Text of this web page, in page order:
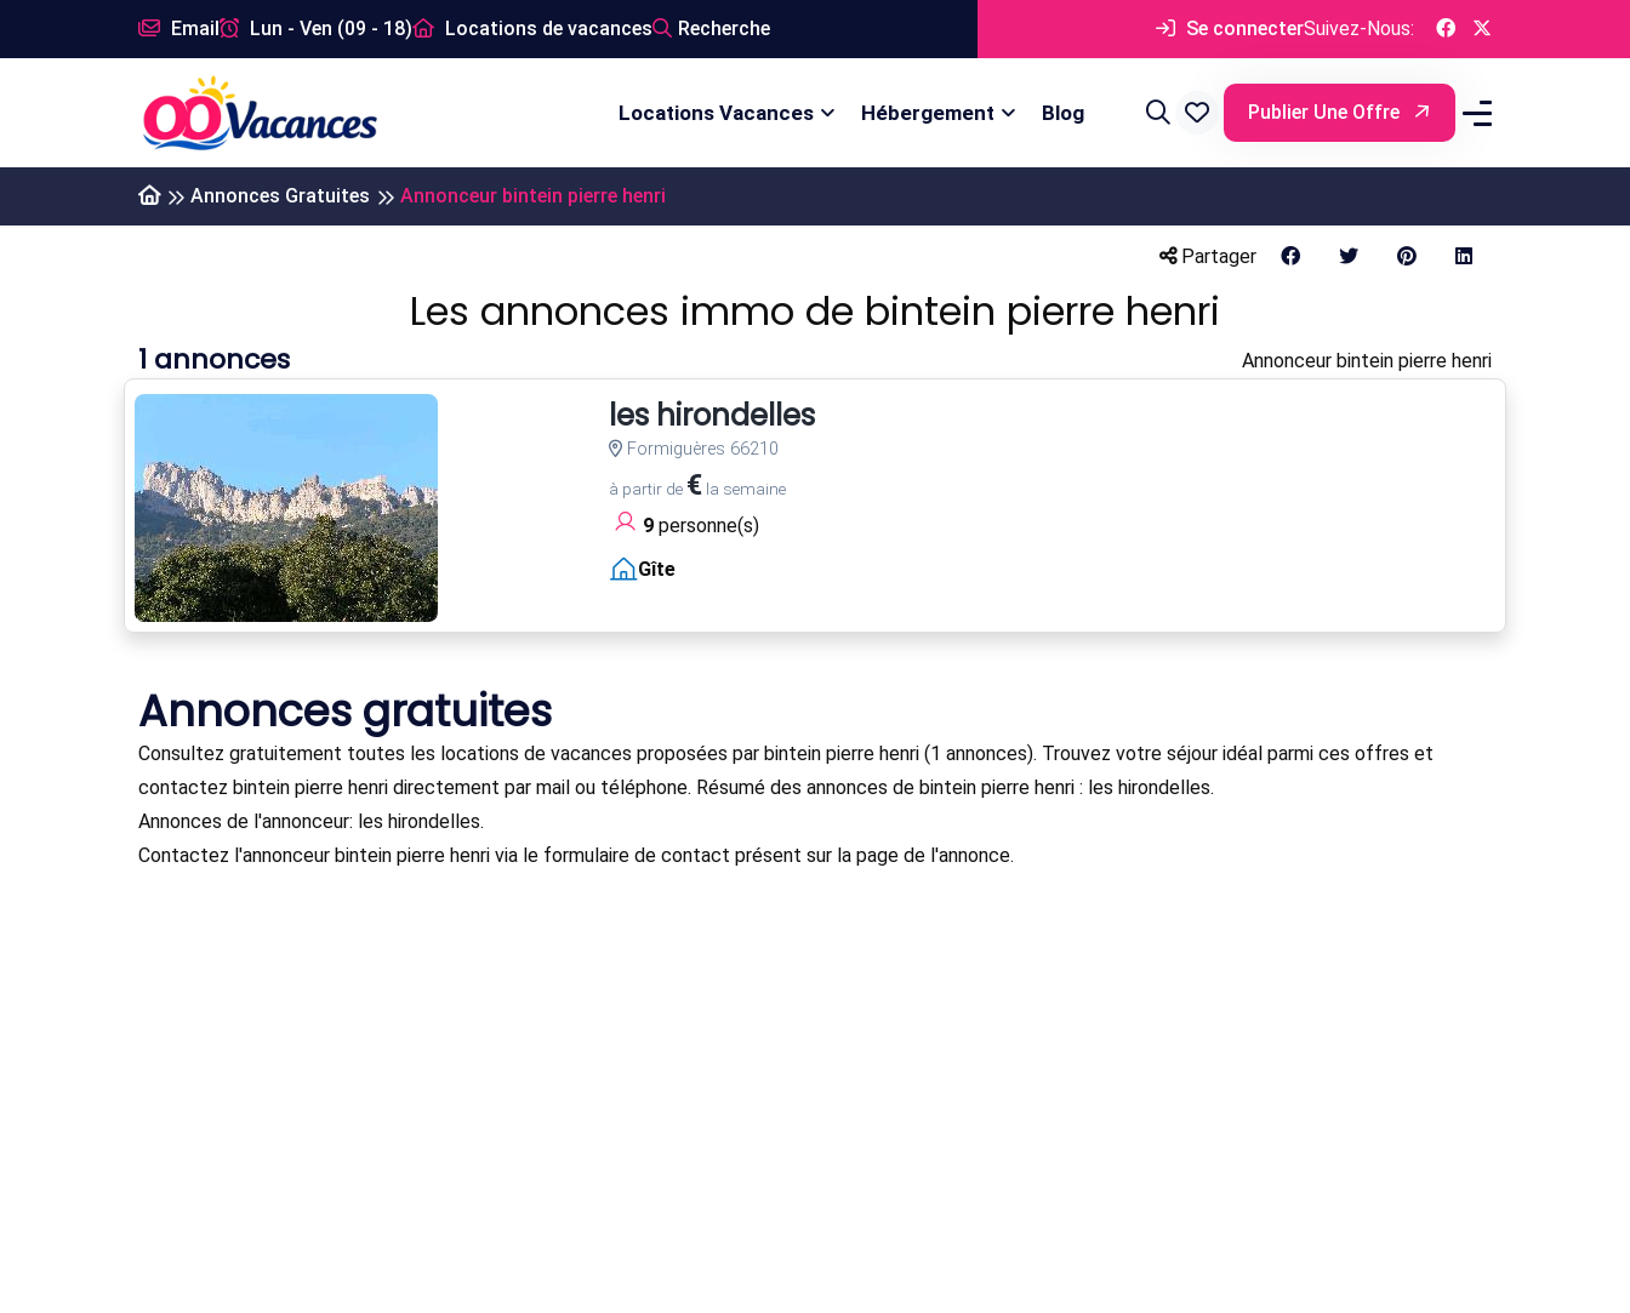
Email Lun - Ven (09 - 18) Locations de vacances Recherche Se connecterSuivez-Nous:
Locations Vacances Hébergement Blog Publier Une Offre
Annonces Gratuites Annonceur bintein pierre henri
Partager
Les annonces immo de bintein pierre henri
1 annonces Annonceur bintein pierre henri
les hirondelles
Formiguères 66210
à partir de € la semaine
9 personne(s)
Gîte
Annonces gratuites
Consultez gratuitement toutes les locations de vacances proposées par bintein pierre henri (1 annonces). Trouvez votre séjour idéal parmi ces offres et
contactez bintein pierre henri directement par mail ou téléphone. Résumé des annonces de bintein pierre henri : les hirondelles.
Annonces de l'annonceur: les hirondelles.
Contactez l'annonceur bintein pierre henri via le formulaire de contact présent sur la page de l'annonce.